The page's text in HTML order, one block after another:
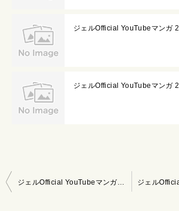
ジェルOfficial YouTubeマンガ
ジェルOfficial YouTubeマンガ
投
ジェルOfficial YouTubeマンガ 2020/6/28～7/4